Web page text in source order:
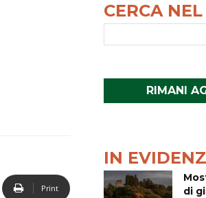
Print
CERCA
RIMANI
IN
di